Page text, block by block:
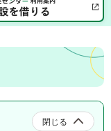
閉じる